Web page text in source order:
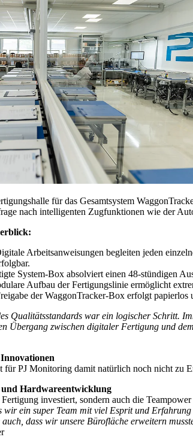
für das Gesamtsystem
nach intelligenten Zugfunktionen wie der
Arbeitsanweisungen begleiten jeden
System-Box absolviert einen 48-stündigen
Aufbau der Fertigungslinie ermöglicht
der WaggonTracker-Box erfolgt
Qualitätsstandards war ein logischer Schritt.
Übergang zwischen digitaler Fertigung und
PJ Monitoring damit natürlich noch nicht zu
und Hardwareentwicklung
investiert, sondern auch die Teampower
wir ein super Team mit viel Esprit und
dass wir unsere Bürofläche erweitern